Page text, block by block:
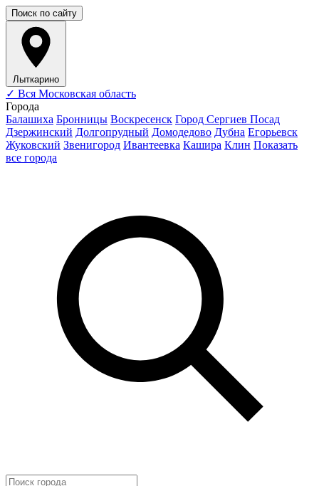
Поиск по сайту
Лыткарино
✓ Вся Московская область
Города
Балашиха Бронницы Воскресенск Город Сергиев Посад
Дзержинский Долгопрудный Домодедово Дубна Егорьевск
Жуковский Звенигород Ивантеевка Кашира Клин Показать
все города